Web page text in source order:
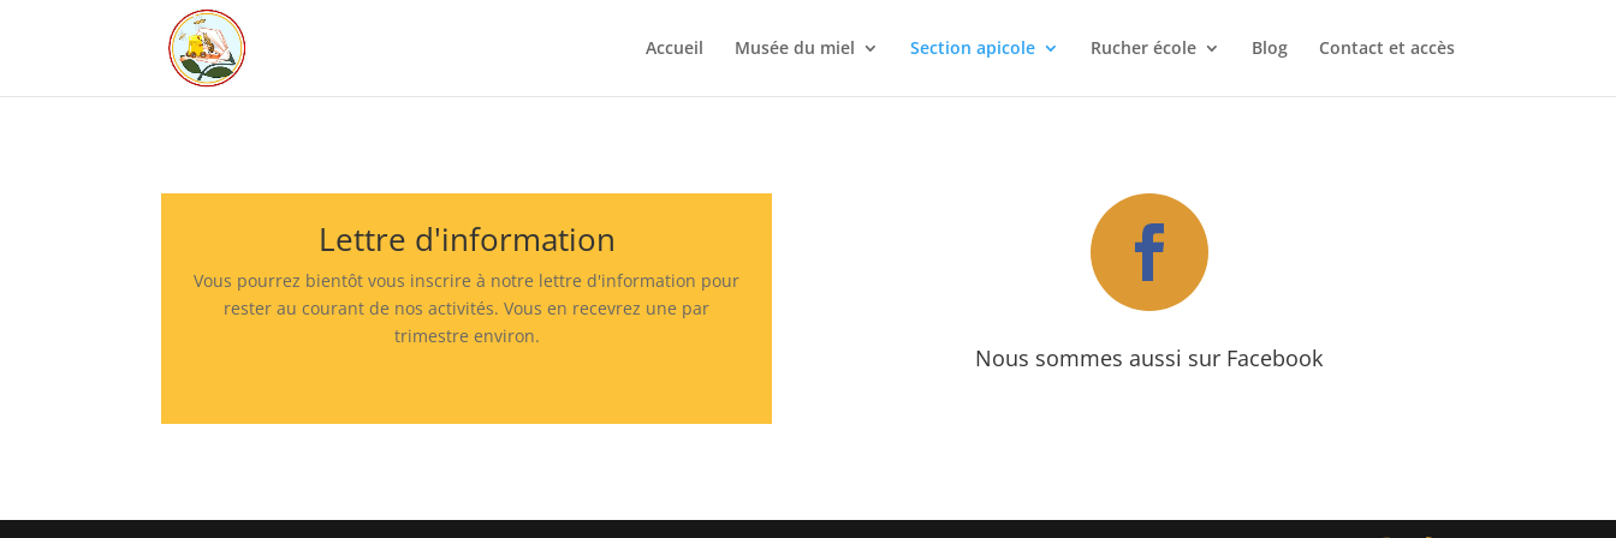
Accueil Musée du miel Section apicole Rucher école Blog Contact et accès
Lettre d'information
Vous pourrez bientôt vous inscrire à notre lettre d'information pour
rester au courant de nos activités. Vous en recevrez une par
trimestre environ.

Nous sommes aussi sur Facebook